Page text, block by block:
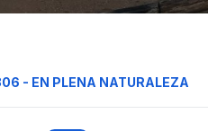
- EN PLENA NATURALEZA